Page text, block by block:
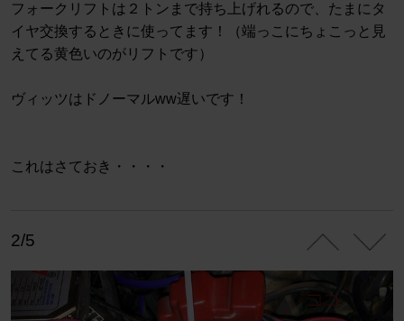
フォークリフトは２トンまで持ち上げれるので、たまにタ
イヤ交換するときに使ってます！（端っこにちょこっと見
えてる黄色いのがリフトです）
ヴィッツはドノーマルww遅いです！
これはさておき・・・・
2/5